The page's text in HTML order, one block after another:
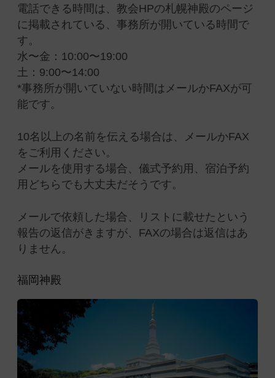
電話できる時間は、教会HPの札幌神殿のページ
に掲載されている、事務所が開いている時間で
す。
水〜金：10:00〜19:00
土：9:00〜14:00
*事務所が開いていない時間はメールかFAXが可
能です。
10名以上の名前を伝える場合は、メールかFAX
をご利用ください。
メールを使用する場合、儀式予約用、宿泊予約
用どちらでも大丈夫だそうです。
メールで依頼した場合、リストに載せたという
報告の返信がきますが、FAXの場合は返信はあ
りません。
福岡神殿